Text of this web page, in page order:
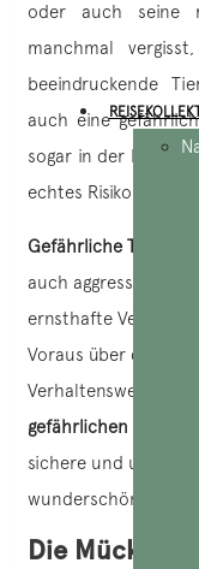
oder auch seine
manchmal
beeindruckende
auch eine
sogar in der Nähe
echtes Risiko
Gefährliche Tiere in
auch aggressive
ernsthafte
Voraus über die
Verhaltensweisen
gefährlichen Tieren
sichere und
wunderschöne
Die Mücken